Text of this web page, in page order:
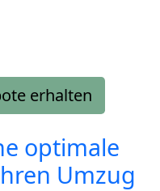
erhalten
optimale
Umzug